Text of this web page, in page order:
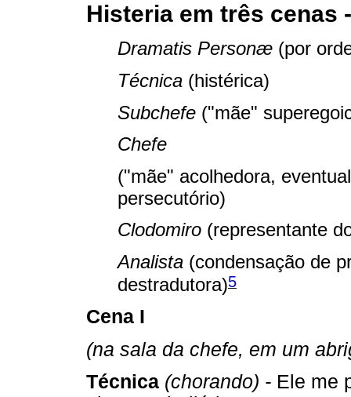
Histeria em três cenas
Dramatis Personæ (por
Técnica (histérica)
Subchefe ("mãe"
Chefe
("mãe" acolhedora,
persecutório)
Clodomiro (representante
Analista (condensação de
destradutora)5
Cena I
(na sala da chefe, em um
Técnica (chorando) - Ele me